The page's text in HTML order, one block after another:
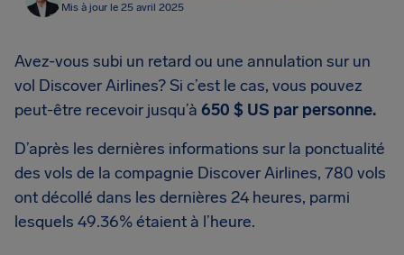
Mis à jour le 25 avril 2025
Avez-vous subi un retard ou une annulation sur un
vol Discover Airlines? Si c’est le cas, vous pouvez
peut-être recevoir jusqu’à 650 $ US par personne.
D’après les dernières informations sur la ponctualité
des vols de la compagnie Discover Airlines, 780 vols
ont décollé dans les dernières 24 heures, parmi
lesquels 49.36% étaient à l’heure.